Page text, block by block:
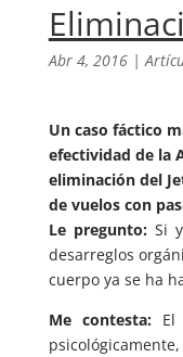
Abr 4, 2016|
Un caso fáctico
efectividad de la
eliminación del
de vuelos con
Le pregunto:Si
desarreglos
cuerpo ya se ha
Me contesta: